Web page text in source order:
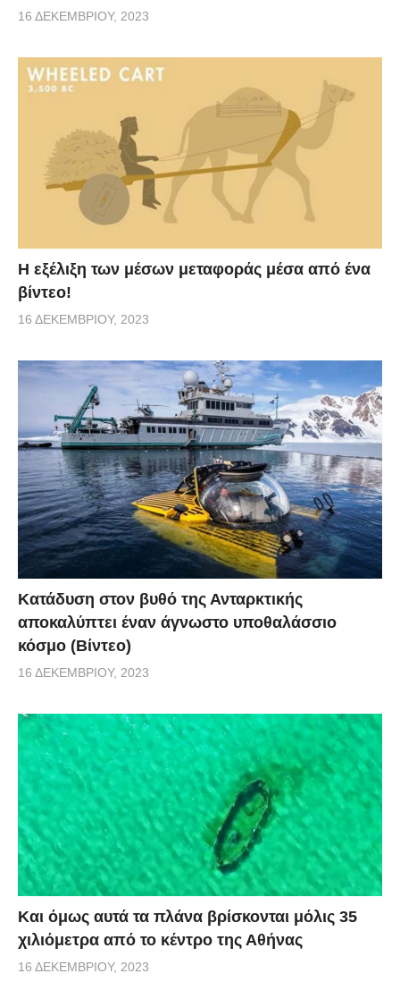
16 ΔΕΚΕΜΒΡΊΟΥ, 2023
Η εξέλιξη των μέσων μεταφοράς μέσα από ένα
βίντεο!
16 ΔΕΚΕΜΒΡΊΟΥ, 2023
Κατάδυση στον βυθό της Ανταρκτικής
αποκαλύπτει έναν άγνωστο υποθαλάσσιο
κόσμο (Βίντεο)
16 ΔΕΚΕΜΒΡΊΟΥ, 2023
Και όμως αυτά τα πλάνα βρίσκονται μόλις 35
χιλιόμετρα από το κέντρο της Αθήνας
16 ΔΕΚΕΜΒΡΊΟΥ, 2023